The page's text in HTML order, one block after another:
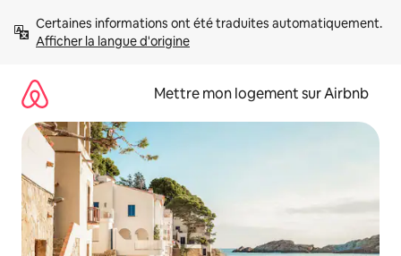
directement
Afficher la langue d'origine
Mettre mon logement sur Airbnb